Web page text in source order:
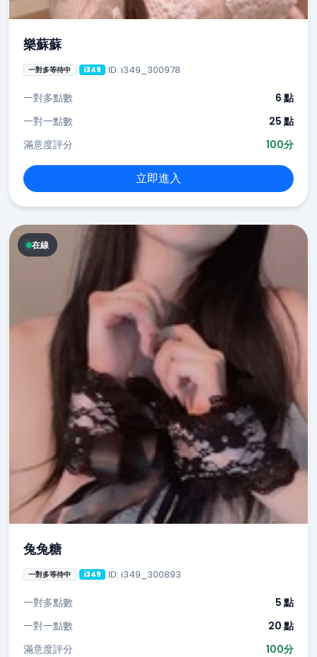
樂蘇蘇
一對多等待中 i349 ID: i349_300978
一對多點數
6 點
一對一點數
25 點
滿意度評分
100分
立即進入
在線
兔兔糖
一對多等待中 i349 ID: i349_300893
一對多點數
5 點
一對一點數
20 點
滿意度評分
100分